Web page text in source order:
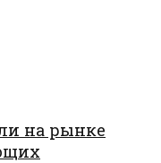
на рынке